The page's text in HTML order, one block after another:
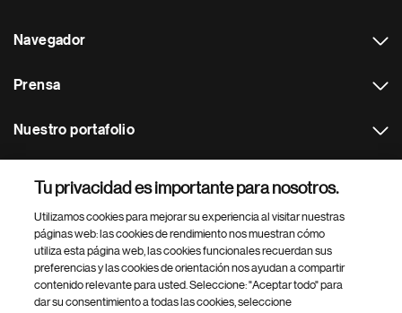
Navegador
Prensa
Nuestro portafolio
Footer Site Search
Tu privacidad es importante para nosotros.
Utilizamos cookies para mejorar su experiencia al visitar nuestras
páginas web: las cookies de rendimiento nos muestran cómo
utiliza esta página web, las cookies funcionales recuerdan sus
preferencias y las cookies de orientación nos ayudan a compartir
contenido relevante para usted. Seleccione: "Aceptar todo" para
dar su consentimiento a todas las cookies, seleccione